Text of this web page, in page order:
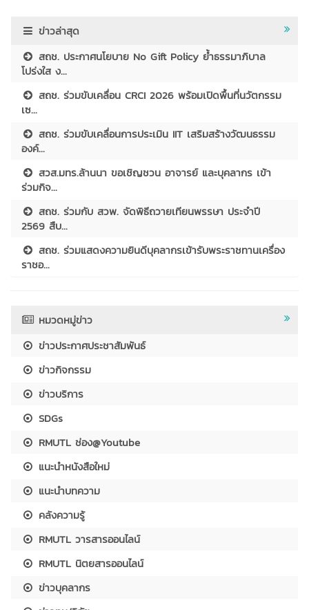
ข่าวล่าสุด
สถช. ประกาศนโยบาย No Gift Policy ย้ำธรรมาภิบาล
โปร่งใส ง...
สถช. ร่วมขับเคลื่อน CRCI 2026 พร้อมเปิดพื้นที่นวัตกรรม
เซ...
สถช. ร่วมขับเคลื่อนการประเมิน IIT เสริมสร้างวัฒนธรรม
องค์...
สวส.มทร.ล้านนา ขอเชิญชวน อาจารย์ และบุคลากร เข้า
ร่วมกิจ...
สถช. ร่วมกับ สวพ. จัดพิธีถวายเทียนพรรษา ประจำปี
2569 สืบ...
สถช. ร่วมแสดงความยินดีบุคลากรเข้ารับพระราชทานเครื่อง
ราชอ...
หมวดหมู่ข่าว
ข่าวประกาศประชาสัมพันธ์
ข่าวกิจกรรม
ข่าวบริการ
SDGs
RMUTL ช่อง@Youtube
แนะนำหนังสือใหม่
แนะนำบทความ
คลังความรู้
RMUTL วารสารออนไลน์
RMUTL นิตยสารออนไลน์
ข่าวบุคลากร